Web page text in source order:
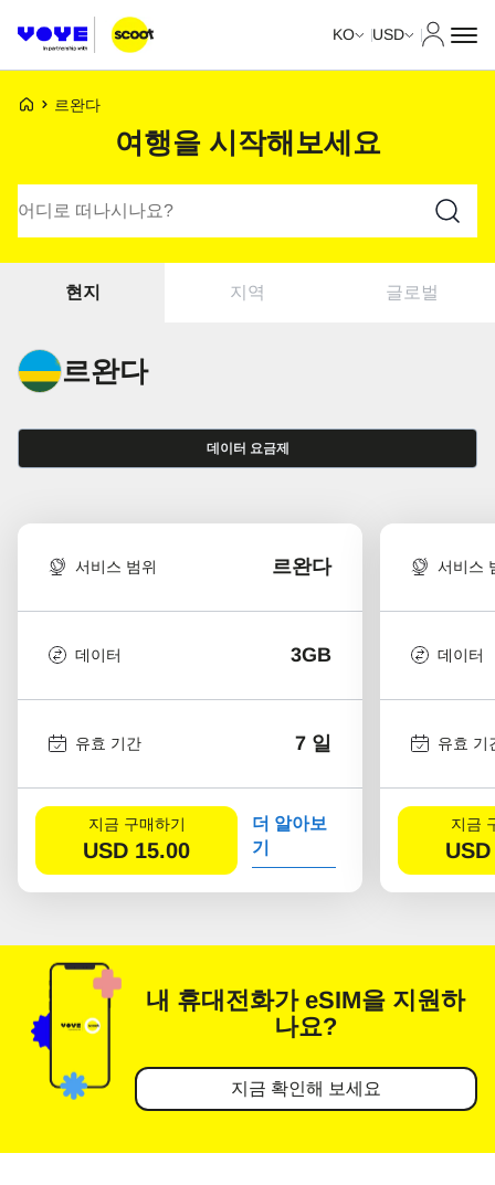
KO USD
Voye 홈페이지
르완다
여행을 시작해보세요
현지 지역 글로벌
르완다
데이터 요금제
서비스 범위 르완다
데이터 3GB
유효 기간 7 일
지금 구매하기
USD 15.00
더 알아보
기
서비스
데이터
유효 기
지금
USD
내 휴대전화가eSIM을 지원하
나요?
지금 확인해 보세요